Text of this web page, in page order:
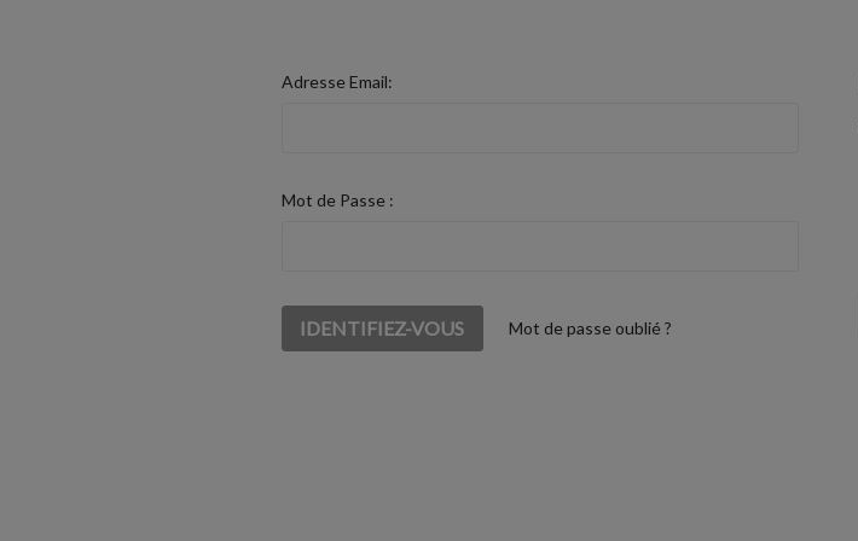
Adresse Email:
Mot de Passe :
Mot de passe oublié ?